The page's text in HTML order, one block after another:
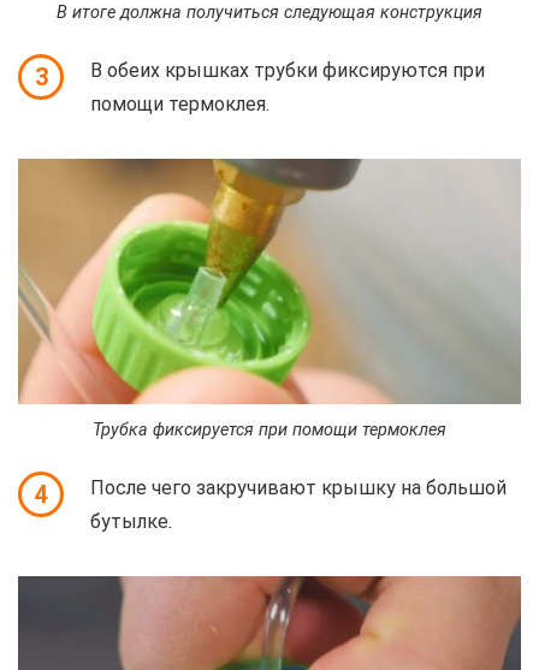
В итоге должна получиться следующая конструкция
3
В обеих крышках трубки фиксируются при
помощи термоклея.
Трубка фиксируется при помощи термоклея
4
После чего закручивают крышку на большой
бутылке.